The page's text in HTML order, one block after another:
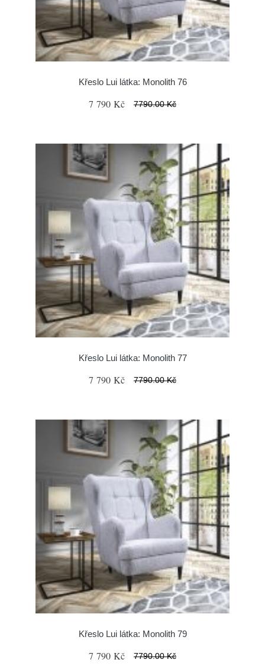
Křeslo Lui látka: Monolith 76
7 790 Kč 7790.00 Kč
Křeslo Lui látka: Monolith 77
7 790 Kč 7790.00 Kč
Křeslo Lui látka: Monolith 79
7 790 Kč 7790.00 Kč